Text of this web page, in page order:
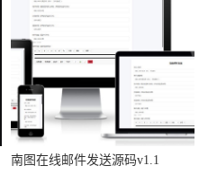
南图在线邮件发送源码v1.1